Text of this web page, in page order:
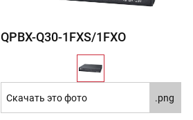
QPBX-Q30-1FXS/1FXO
Скачать это фото .png